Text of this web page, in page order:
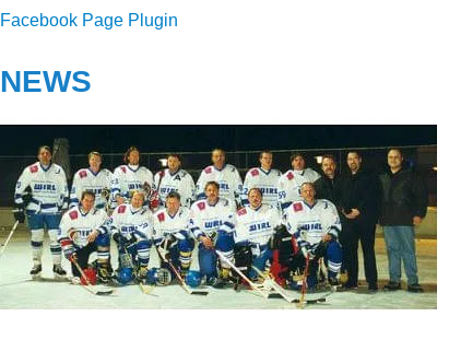
Facebook Page Plugin
NEWS